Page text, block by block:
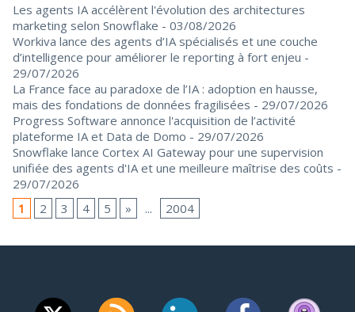
Les agents IA accélèrent l'évolution des architectures
marketing selon Snowflake - 03/08/2026
Workiva lance des agents d’IA spécialisés et une couche
d’intelligence pour améliorer le reporting à fort enjeu -
29/07/2026
La France face au paradoxe de l’IA : adoption en hausse,
mais des fondations de données fragilisées - 29/07/2026
Progress Software annonce l'acquisition de l’activité
plateforme IA et Data de Domo - 29/07/2026
Snowflake lance Cortex AI Gateway pour une supervision
unifiée des agents d'IA et une meilleure maîtrise des coûts -
29/07/2026
1
2 3 4 5 » ... 2004